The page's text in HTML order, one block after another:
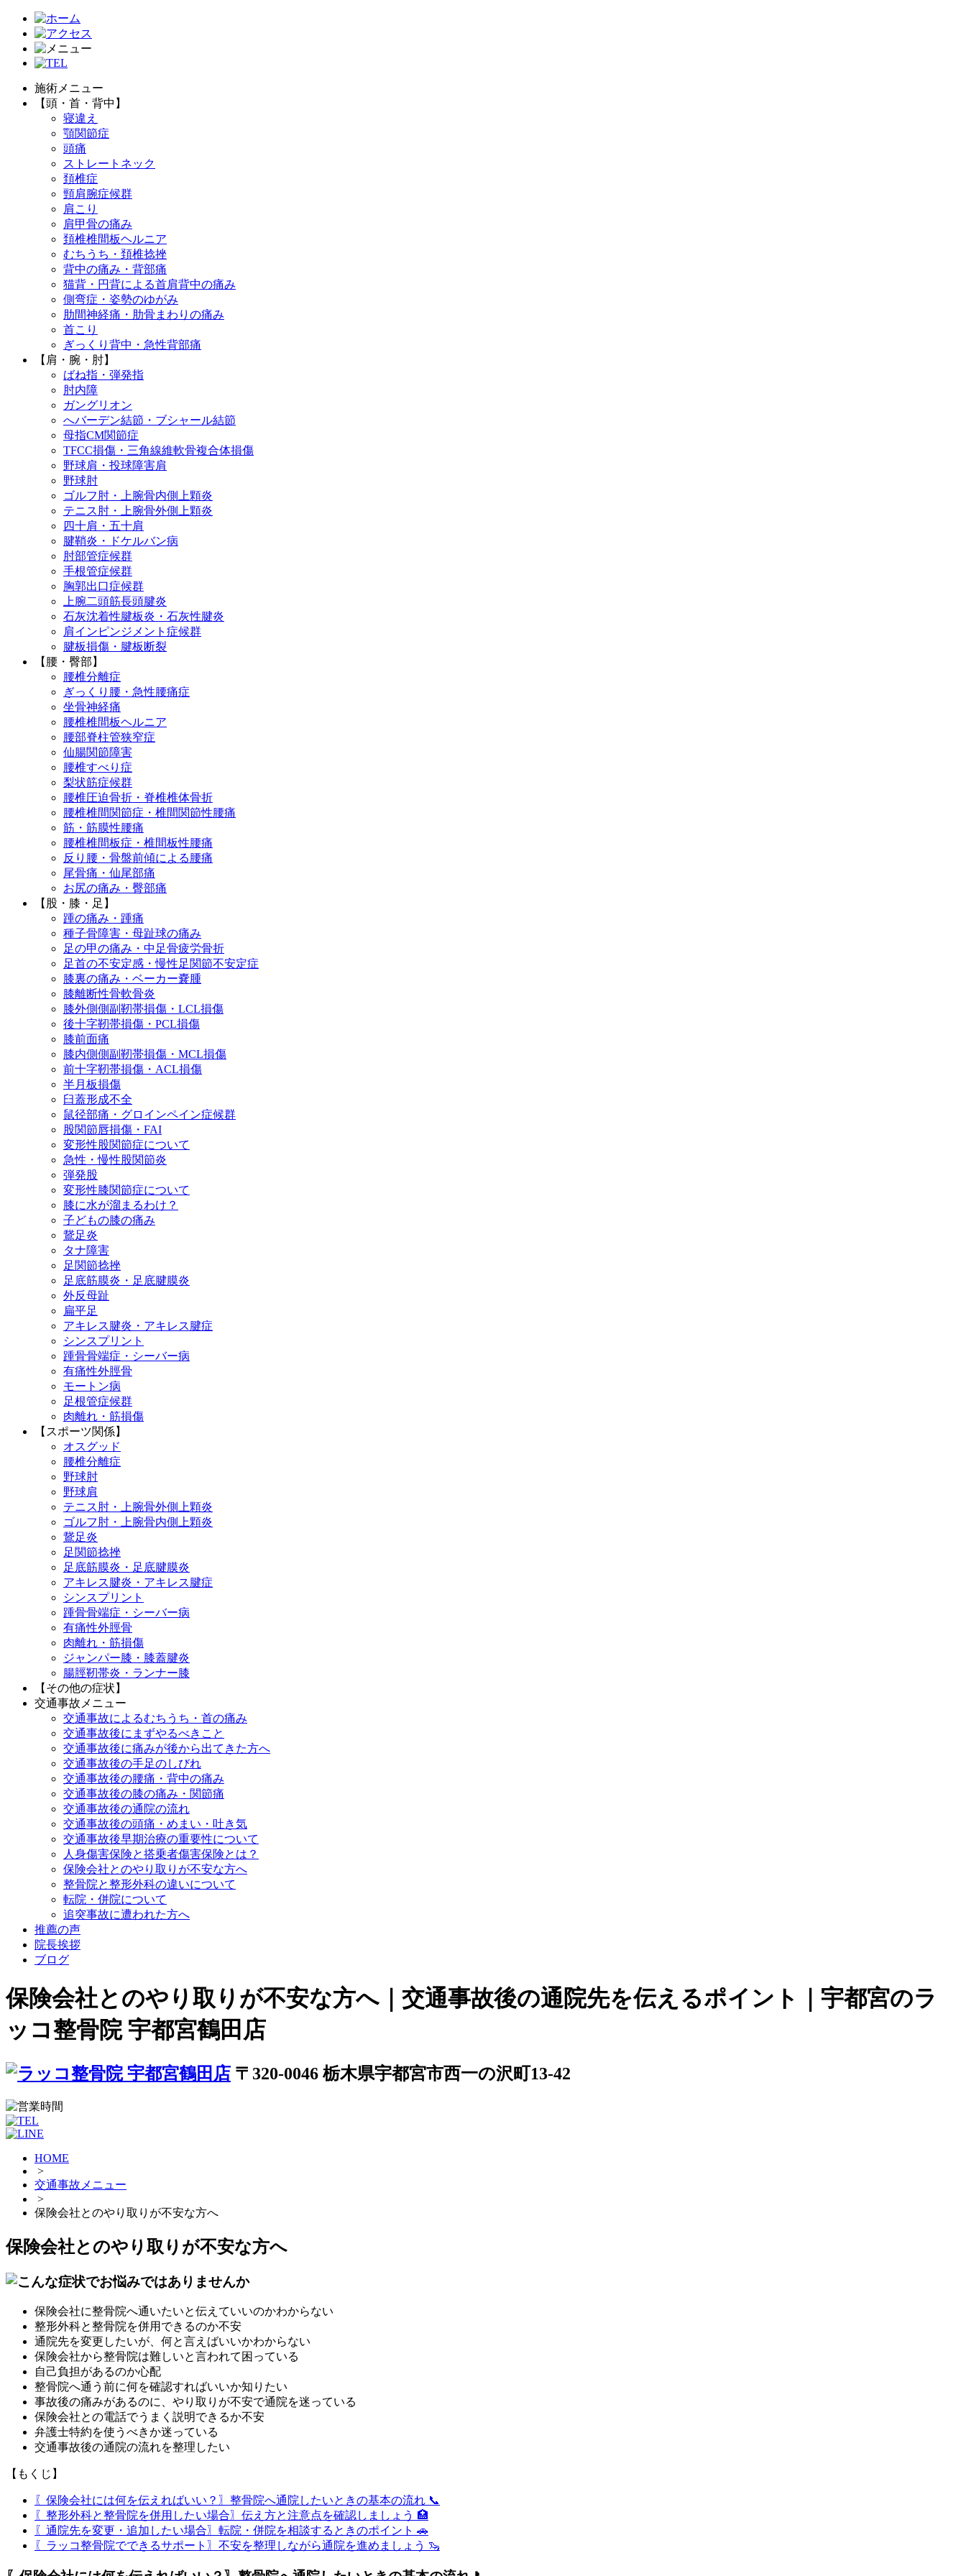
施術メニュー
【頭・首・背中】
寝違え
顎関節症
頭痛
ストレートネック
頚椎症
頸肩腕症候群
肩こり
肩甲骨の痛み
頚椎椎間板ヘルニア
むちうち・頚椎捻挫
背中の痛み・背部痛
猫背・円背による首肩背中の痛み
側弯症・姿勢のゆがみ
肋間神経痛・肋骨まわりの痛み
首こり
ぎっくり背中・急性背部痛
【肩・腕・肘】
ばね指・弾発指
肘内障
ガングリオン
へバーデン結節・ブシャール結節
母指CM関節症
TFCC損傷・三角線維軟骨複合体損傷
野球肩・投球障害肩
野球肘
ゴルフ肘・上腕骨内側上顆炎
テニス肘・上腕骨外側上顆炎
四十肩・五十肩
腱鞘炎・ドケルバン病
肘部管症候群
手根管症候群
胸郭出口症候群
上腕二頭筋長頭腱炎
石灰沈着性腱板炎・石灰性腱炎
肩インピンジメント症候群
腱板損傷・腱板断裂
【腰・臀部】
腰椎分離症
ぎっくり腰・急性腰痛症
坐骨神経痛
腰椎椎間板ヘルニア
腰部脊柱管狭窄症
仙腸関節障害
腰椎すべり症
梨状筋症候群
腰椎圧迫骨折・脊椎椎体骨折
腰椎椎間関節症・椎間関節性腰痛
筋・筋膜性腰痛
腰椎椎間板症・椎間板性腰痛
反り腰・骨盤前傾による腰痛
尾骨痛・仙尾部痛
お尻の痛み・臀部痛
【股・膝・足】
踵の痛み・踵痛
種子骨障害・母趾球の痛み
足の甲の痛み・中足骨疲労骨折
足首の不安定感・慢性足関節不安定症
膝裏の痛み・ベーカー嚢腫
膝離断性骨軟骨炎
膝外側側副靭帯損傷・LCL損傷
後十字靭帯損傷・PCL損傷
膝前面痛
膝内側側副靭帯損傷・MCL損傷
前十字靭帯損傷・ACL損傷
半月板損傷
臼蓋形成不全
鼠径部痛・グロインペイン症候群
股関節唇損傷・FAI
変形性股関節症について
急性・慢性股関節炎
弾発股
変形性膝関節症について
膝に水が溜まるわけ？
子どもの膝の痛み
鵞足炎
タナ障害
足関節捻挫
足底筋膜炎・足底腱膜炎
外反母趾
扁平足
アキレス腱炎・アキレス腱症
シンスプリント
踵骨骨端症・シーバー病
有痛性外脛骨
モートン病
足根管症候群
肉離れ・筋損傷
【スポーツ関係】
オスグッド
腰椎分離症
野球肘
野球肩
テニス肘・上腕骨外側上顆炎
ゴルフ肘・上腕骨内側上顆炎
鵞足炎
足関節捻挫
足底筋膜炎・足底腱膜炎
アキレス腱炎・アキレス腱症
シンスプリント
踵骨骨端症・シーバー病
有痛性外脛骨
肉離れ・筋損傷
ジャンパー膝・膝蓋腱炎
腸脛靭帯炎・ランナー膝
【その他の症状】
交通事故メニュー
交通事故によるむちうち・首の痛み
交通事故後にまずやるべきこと
交通事故後に痛みが後から出てきた方へ
交通事故後の手足のしびれ
交通事故後の腰痛・背中の痛み
交通事故後の膝の痛み・関節痛
交通事故後の通院の流れ
交通事故後の頭痛・めまい・吐き気
交通事故後早期治療の重要性について
人身傷害保険と搭乗者傷害保険とは？
保険会社とのやり取りが不安な方へ
整骨院と整形外科の違いについて
転院・併院について
追突事故に遭われた方へ
推薦の声
院長挨拶
ブログ
保険会社とのやり取りが不安な方へ｜交通事故後の通院先を伝えるポイント｜宇都宮のラ
ッコ整骨院 宇都宮鶴田店
〒320-0046 栃木県宇都宮市西一の沢町13-42
HOME
>
交通事故メニュー
>
保険会社とのやり取りが不安な方へ
保険会社とのやり取りが不安な方へ
保険会社に整骨院へ通いたいと伝えていいのかわからない
整形外科と整骨院を併用できるのか不安
通院先を変更したいが、何と言えばいいかわからない
保険会社から整骨院は難しいと言われて困っている
自己負担があるのか心配
整骨院へ通う前に何を確認すればいいか知りたい
事故後の痛みがあるのに、やり取りが不安で通院を迷っている
保険会社との電話でうまく説明できるか不安
弁護士特約を使うべきか迷っている
交通事故後の通院の流れを整理したい
【もくじ】
〖保険会社には何を伝えればいい？〗整骨院へ通院したいときの基本の流れ 📞
〖整形外科と整骨院を併用したい場合〗伝え方と注意点を確認しましょう 🏥
〖通院先を変更・追加したい場合〗転院・併院を相談するときのポイント 🚗
〖ラッコ整骨院でできるサポート〗不安を整理しながら通院を進めましょう 🦦